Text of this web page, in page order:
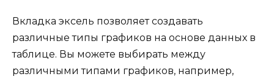
Вкладка эксель позволяет создавать
различные типы графиков на основе данных в
таблице. Вы можете выбирать между
различными типами графиков, например,